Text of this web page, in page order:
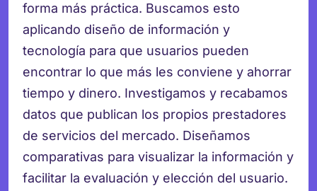
forma más práctica. Buscamos esto
aplicando diseño de información y
tecnología para que usuarios pueden
encontrar lo que más les conviene y ahorrar
tiempo y dinero. Investigamos y recabamos
datos que publican los propios prestadores
de servicios del mercado. Diseñamos
comparativas para visualizar la información y
facilitar la evaluación y elección del usuario.